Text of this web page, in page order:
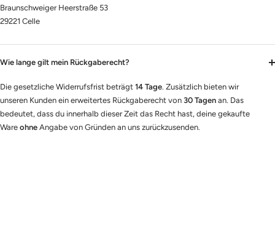
Braunschweiger Heerstraße 53
29221 Celle
Wie lange gilt mein Rückgaberecht?
Die gesetzliche Widerrufsfrist beträgt 14 Tage. Zusätzlich bieten wir
unseren Kunden ein erweitertes Rückgaberecht von 30 Tagen an. Das
bedeutet, dass du innerhalb dieser Zeit das Recht hast, deine gekaufte
Ware ohne Angabe von Gründen an uns zurückzusenden.